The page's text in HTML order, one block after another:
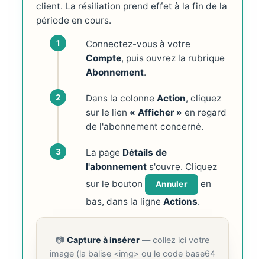
client. La résiliation prend effet à la fin de la
période en cours.
Connectez-vous à votre
Compte, puis ouvrez la rubrique
Abonnement.
Dans la colonne Action, cliquez
sur le lien « Afficher » en regard
de l'abonnement concerné.
La page Détails de
l'abonnement s'ouvre. Cliquez
sur le bouton
Annuler
en
bas, dans la ligne Actions.
📷 Capture à insérer — collez ici votre
image (la balise <img> ou le code base64